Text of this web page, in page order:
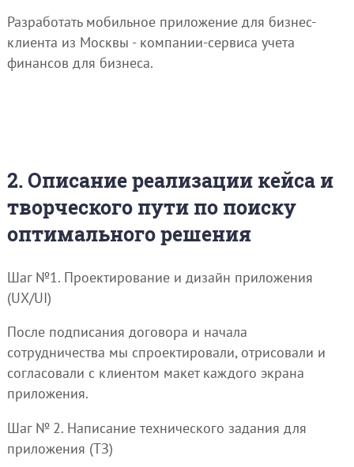
Разработать мобильное приложение для бизнес-
клиента из Москвы - компании-сервиса учета
финансов для бизнеса.
2. Описание реализации кейса и
творческого пути по поиску
оптимального решения
Шаг №1. Проектирование и дизайн приложения
(UX/UI)
После подписания договора и начала
сотрудничества мы спроектировали, отрисовали и
согласовали с клиентом макет каждого экрана
приложения.
Шаг № 2. Написание технического задания для
приложения (ТЗ)